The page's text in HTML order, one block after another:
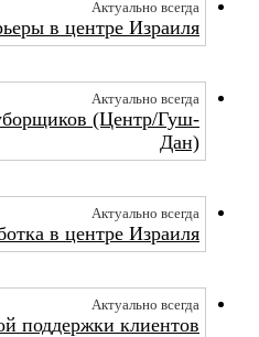
Актуально всегда
в центре Израиля
Актуально всегда
(Центр/Гуш-
Дан)
Актуально всегда
в центре Израиля
Актуально всегда
поддержки клиентов